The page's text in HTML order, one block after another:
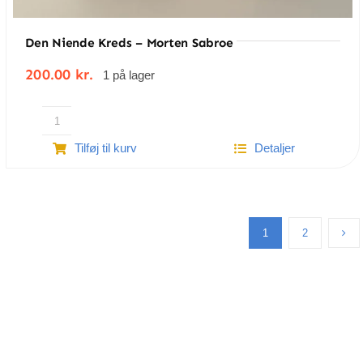
Den Niende Kreds – Morten Sabroe
200.00 kr. 1 på lager
Den
niendeTilføj til kurv Detaljer
1 2